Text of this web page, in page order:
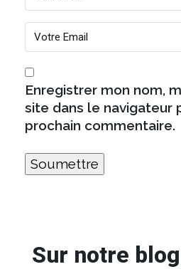
Enregistrer mon nom,
site dans le navigateur
prochain commentaire.
Sur notre